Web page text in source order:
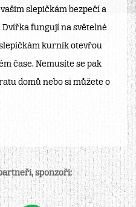
slepičkám bezpečí a
fungují na světelné
kurník otevřou
čase. Nemusíte se pak
domů nebo si můžete o
sponzoři: